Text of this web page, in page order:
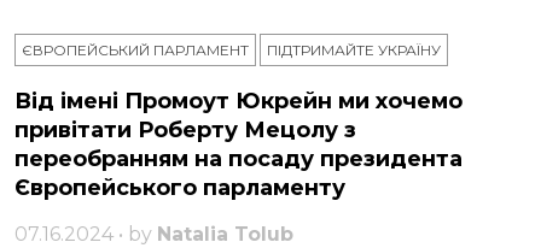
ЄВРОПЕЙСЬКИЙ ПАРЛАМЕНТ ПІДТРИМАЙТЕ УКРАЇНУ
Від імені Промоут Юкрейн ми хочемо
привітати Роберту Мецолу з
переобранням на посаду президента
Європейського парламенту
07.16.2024 • by Natalia Tolub